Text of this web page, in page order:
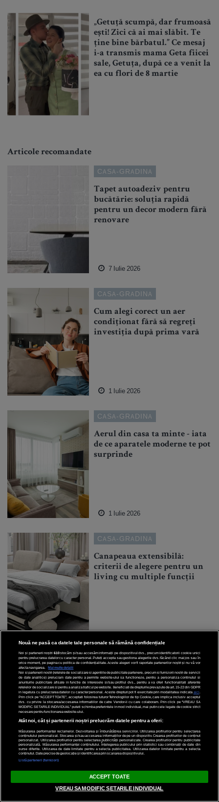
„Getuță scumpă, dar frumoasă
ești! Zici că ai mai slăbit. Te
ține bine bărbatul.” Ce mesaj
i-a transmis mama Geta fiicei
sale, Getuța, după ce a venit la
ea cu flori de 8 martie
Articole recomandate
CASA-GRADINA
Tapet autoadeziv pentru
bucătărie: soluția rapidă
pentru un decor modern fără
renovare
7 Iulie 2026
CASA-GRADINA
Cum alegi corect un aer
condiționat fără să regreți
investiția după prima vară
1 Iulie 2026
CASA-GRADINA
Aerul din casa ta minte - iata
de ce aparatele moderne te pot
surprinde
1 Iulie 2026
CASA-GRADINA
Canapeaua extensibilă:
criterii de alegere pentru un
living cu multiple funcții
Nouă ne pasă ca datele tale personale să rămână confidențiale
Noi și partenerii noștri 610stocăm și/sau accesăm informații pe dispozitivul dvs., precum identificatorii cookie unici
pentru prelucrarea datelor cu caracter personal. Puteți accepta sau gestiona alegerile dvs. făcând clic mai jos sau în
orice moment, pe pagina cu politica de confidențialitate. Aceste alegeri vor fi raportate partenerilor noștri și nu vă vor
afecta navigarea.
Mai multe detalii
Noi si partenerii nostri (retelele de socializare si agentiile de publicitate partenere, precum si furnizorii nostri de servicii
de date analitice) prelucram date pentru a permite website-ului sa functioneze, pentru a personaliza continutul si
anunturile publicitare afisate in functie de interesele si/sau profilul dvs., pentru a va oferi functionalitati aferente
retelelor de socializare si pentru a analiza traficul pe website. Beneficiati de drepturile prevazute de art. 15-22 din GDPR
in legatura cu prelucrarea datelor cu caracter personal. Aceste drepturi pot fi exercitate prin modalitatea indicata aici
Prin click pe “ACCEPT TOATE”, acceptati folosirea tuturor Tehnologiilor de tip Cookie, care implica inclusiv acceptul
dvs. cu privire la stocarea/accesarea informatiilor de catre Vendor-ii cu care colaboram. Prin click pe “VREAU SA
MODIFIC SETARILE INDIVIDUAL” puteti schimba preferintele in mod individual, mai putin cele legate de cookie strict
necesare pentru functionarea website-ului.
Atât noi, cât și partenerii noștri prelucrăm datele pentru a oferi:
Măsurarea performanței reclamelor. Dezvoltarea și îmbunătățirea serviciilor. Utilizarea profilurilor pentru selectarea
conținutului personalizat. Stocarea și/sau accesarea informațiilor de pe un dispozitiv. Crearea profilurilor de conținut
personalizat. Utilizarea profilurilor pentru selectarea publicității personalizate. Crearea profilurilor pentru publicitate
personalizată. Măsurarea performanței conținutului. Înțelegerea publicului prin statistici sau combinații de date din
surse diferite. Utilizarea de date limitate pentru a selecta publicitatea. Utilizarea datelor limitate pentru a selecta
conținutul. Date precise de geolocație și identificarea prin scanarea dispozitivului.
Listă parteneri (furnizori)
ACCEPT TOATE
VREAU SA MODIFIC SETARILE INDIVIDUAL